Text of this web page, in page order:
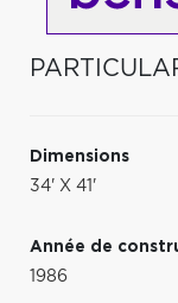
Dimensions
34' X 41'
Année de
1986